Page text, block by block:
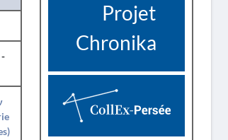
-
Projet
Chronika